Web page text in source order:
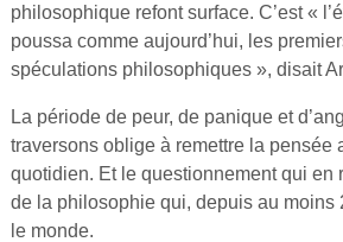
IMT
Colloques
Vidéos
S’inscrire
Se connecter
philosophique refont surface. C’est «
poussa comme aujourd’hui, les
spéculations philosophiques », disait
La période de peur, de panique et
traversons oblige à remettre la pensée
quotidien. Et le questionnement qui en
de la philosophie qui, depuis au moins
le monde.